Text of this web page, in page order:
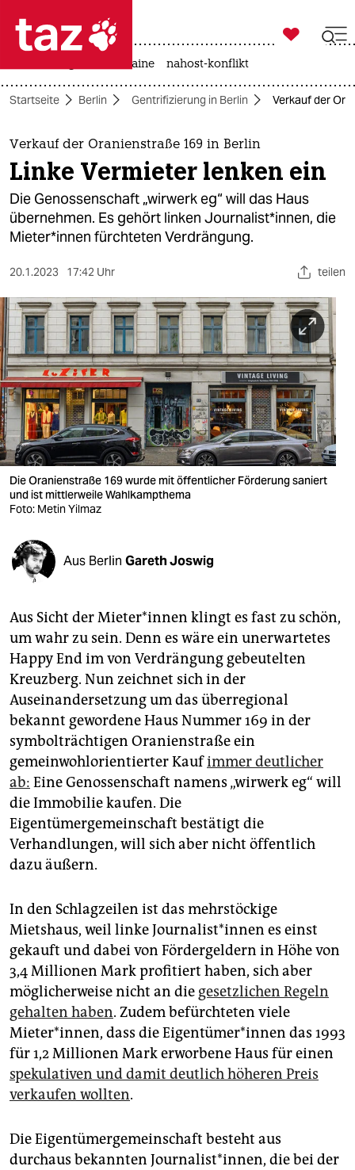
 taz zahl ich
taz zahl ich
themen
politik
öko
sport
berlin
nord
wahrheit
verlag
verlag
shop
fragen & hilfe
unterstützen
abo
genossenschaft
epaper login

taz zahl ich
krieg in der ukraine nahost-konflikt
Startseite Berlin Gentrifizierung in Berlin Verkauf der
Verkauf der Oranienstraße 169 in Berlin
Linke Vermieter lenken ein
Die Genossenschaft „wirwerk eg“ will das Haus
übernehmen. Es gehört linken Journalist*innen, die
Mie­te­r*in­nen fürchteten Verdrängung.
20.1.2023 17:42 Uhr teilen
Die Oranienstraße 169 wurde mit öffentlicher Förderung saniert
und ist mittlerweile Wahlkampthema
Foto: Metin Yilmaz
Aus Berlin Gareth Joswig
Aus Sicht der Mie­te­r*in­nen klingt es fast zu schön,
um wahr zu sein. Denn es wäre ein unerwartetes
Happy End im von Verdrängung gebeutelten
Kreuzberg. Nun zeichnet sich in der
Auseinandersetzung um das überregional
bekannt gewordene Haus Nummer 169 in der
symbolträchtigen Oranienstraße ein
gemeinwohlorientierter Kaufimmer deutlicher
ab: Eine Genossenschaft namens „wirwerk eg“ will
die Immobilie kaufen. Die
Eigentümergemeinschaft bestätigt die
Verhandlungen, will sich aber nicht öffentlich
dazu äußern.
In den Schlagzeilen ist das mehrstöckige
Mietshaus, weil linke Jour­na­lis­t*in­nen es einst
gekauft und dabei von Fördergeldern in Höhe von
3,4 Millionen Mark profitiert haben, sich aber
möglicherweise nicht an die gesetzlichen Regeln
gehalten haben. Zudem befürchteten viele
Mieter*innen, dass die Ei­gen­tü­me­r*in­nen das 1993
für 1,2 Millionen Mark erworbene Haus für einen
spekulativen und damit deutlich höheren Preis
verkaufen wollten.
Die Eigentümergemeinschaft besteht aus
durchaus bekannten Journalist*innen, die bei der